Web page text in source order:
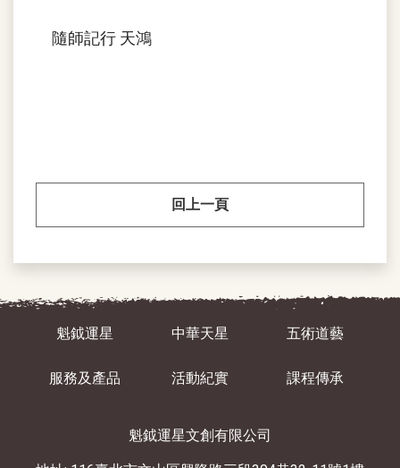
隨師記行 天鴻
回上一頁
魁鉞運星 中華天星 五術道藝
服務及產品 活動紀實 課程傳承
魁鉞運星文創有限公司